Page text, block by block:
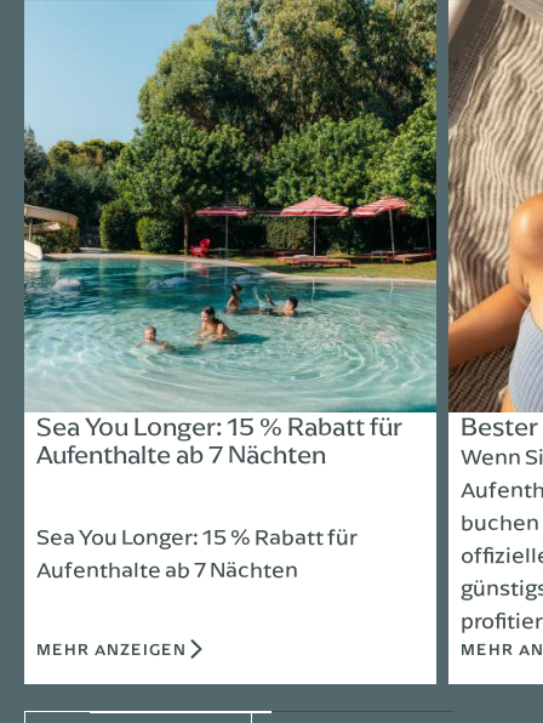
Sea You Longer: 15 % Rabatt für
Aufenthalte ab 7 Nächten
Sea You Longer: 15 % Rabatt für
Aufenthalte ab 7 Nächten
MEHR ANZEIGEN
Bester
Wenn
buchen
MEHR